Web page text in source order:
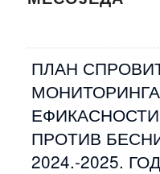
ПЛАН
МОНИТОРИНГА
ПРОТИВ
2024.-2025.